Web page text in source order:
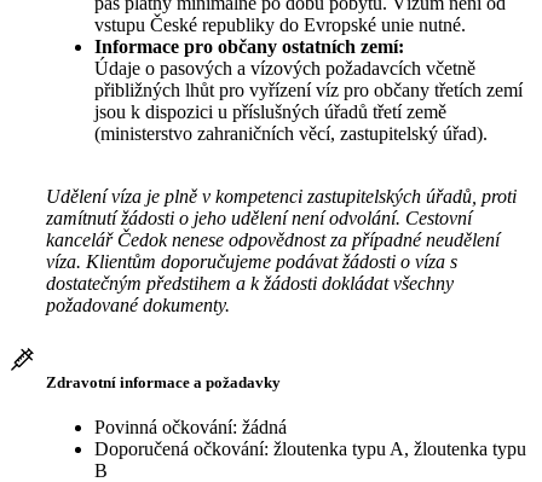
vstupu České republiky do Evropské unie nutné.
Informace pro občany ostatních zemí:
Údaje o pasových a vízových požadavcích včetně
přibližných lhůt pro vyřízení víz pro občany třetích zemí
jsou k dispozici u příslušných úřadů třetí země
(ministerstvo zahraničních věcí, zastupitelský úřad).
Udělení víza je plně v kompetenci zastupitelských úřadů, proti
zamítnutí žádosti o jeho udělení není odvolání. Cestovní
kancelář Čedok nenese odpovědnost za případné neudělení
víza. Klientům doporučujeme podávat žádosti o víza s
dostatečným předstihem a k žádosti dokládat všechny
požadované dokumenty.
Zdravotní informace a požadavky
Povinná očkování: žádná
Doporučená očkování: žloutenka typu A, žloutenka typu
B